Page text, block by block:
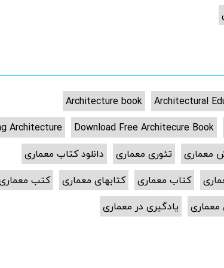
Architectural
Architecture book
Download Free Architecure Book
Architecture
معماری تئوری معماری
دانلود کتاب معماری
کتاب معماری کتابهای معماری
کتب
یادگیری در معماری